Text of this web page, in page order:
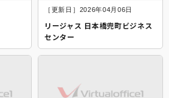
［更新日］2026年04月06日
リージャス 日本橋兜町ビジネス
センター